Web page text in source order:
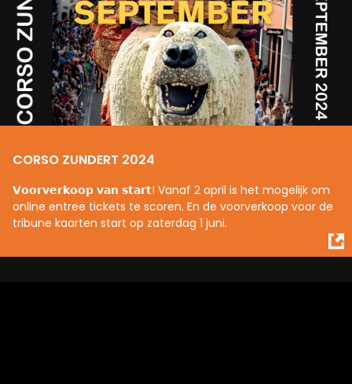
CORSO ZUNDERT 2024
𝗩𝗼𝗼𝗿𝘃𝗲𝗿𝗸𝗼𝗼𝗽 𝘃𝗮𝗻 𝘀𝘁𝗮𝗿𝘁! Vanaf 2 april is het mogelijk om
online entree tickets te scoren. En de voorverkoop voor de
tribune kaarten start op zaterdag 1 juni.